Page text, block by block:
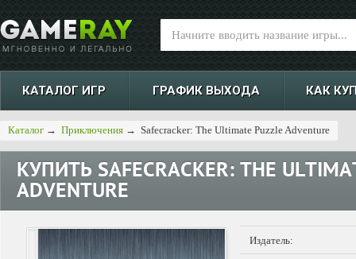
КАТАЛОГ ИГР ГРАФИК ВЫХОДА КАК
Каталог → Приключения → Safecracker: The Ultimate Puzzle Adventure
КУПИТЬ SAFECRACKER: THE
ADVENTURE
Издатель: